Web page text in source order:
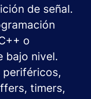
de señal.
o
bajo nivel.
periféricos,
timers,